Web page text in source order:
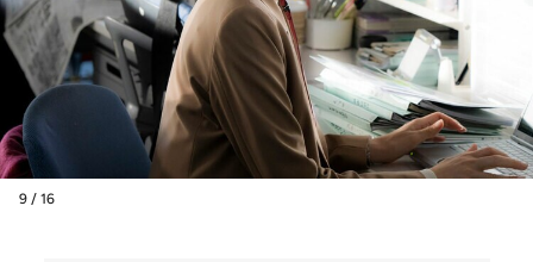
9 / 16